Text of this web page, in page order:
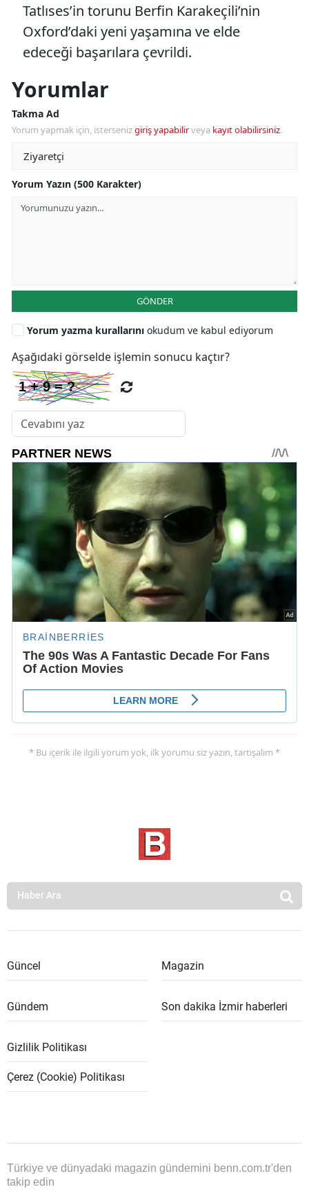
Tatlıses’in torunu Berfin Karakeçili’nin
Oxford’daki yeni yaşamına ve elde
edeceği başarılara çevrildi.
Yorumlar
Takma Ad
Yorum yapmak için, istersenizgiriş yapabilirveya kayıt olabilirsiniz.
Yorum Yazın (500 Karakter)
GÖNDER
Yorum yazma kurallarını okudum ve kabul ediyorum
Aşağıdaki görselde işlemin sonucu kaçtır?
* Bu içerik ile ilgili yorum yok, ilk yorumu siz yazın, tartışalım *
Güncel Magazin
Gündem Son dakika İzmir haberleri
Gizlilik Politikası
Çerez (Cookie) Politikası
Türkiye ve dünyadaki magazin gündemini benn.com.tr'den
takip edin